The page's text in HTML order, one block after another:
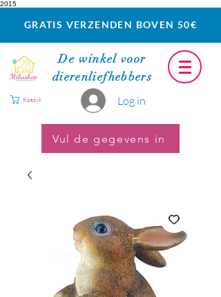
2015
GRATIS VERZENDEN BOVEN 50€
De winkel voor
dierenliefhebbers
Log in
Koszyk
Vul de gegevens in